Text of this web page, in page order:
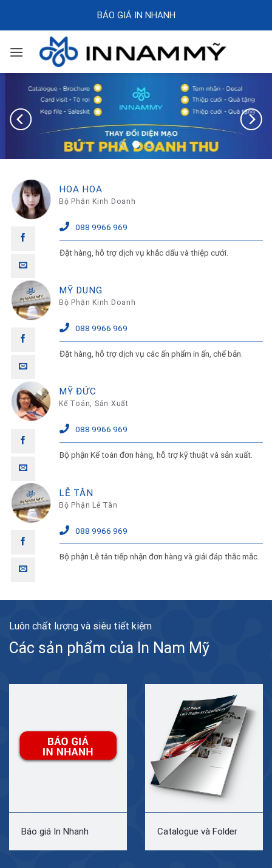
BÁO GIÁ IN NHANH
HOA HOA
Bộ Phận Kinh Doanh
088 9966 969
Đặt hàng, hỗ trợ dịch vụ khắc dấu và thiệp cưới.
MỸ DUNG
Bộ Phận Kinh Doanh
088 9966 969
Đặt hàng, hỗ trợ dịch vụ các ấn phẩm in ấn, chế bản.
MỸ ĐỨC
Kế Toán, Sản Xuất
088 9966 969
Bộ phận Kế toán đơn hàng, hỗ trợ kỹ thuật và sản xuất.
LỄ TÂN
Bộ Phận Lễ Tân
088 9966 969
Bộ phận Lễ tân tiếp nhận đơn hàng và giải đáp thắc mắc.
Luôn chất lượng và siêu tiết kiệm
Các sản phẩm của In Nam Mỹ
Báo giá In Nhanh Catalogue và Folder